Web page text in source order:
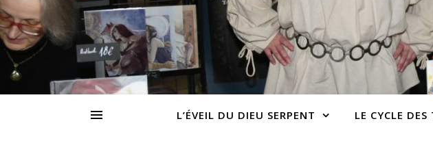
L’ÉVEIL DU DIEU SERPENT LE CYCLE